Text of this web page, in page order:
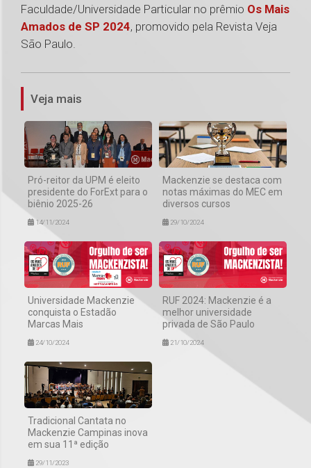
Faculdade/Universidade Particular no prêmio Os Mais
Amados de SP 2024, promovido pela Revista Veja
São Paulo.
Veja mais
Pró-reitor da UPM é eleito
presidente do ForExt para o
biênio 2025-26
14/11/2024
Mackenzie se destaca com
notas máximas do MEC em
diversos cursos
29/10/2024
Universidade Mackenzie
conquista o Estadão
Marcas Mais
24/10/2024
RUF 2024: Mackenzie é a
melhor universidade
privada de São Paulo
21/10/2024
Tradicional Cantata no
Mackenzie Campinas inova
em sua 11ª edição
29/11/2023